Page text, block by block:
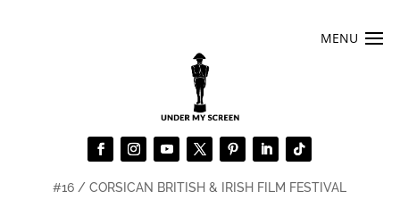
#16 / CORSICAN BRITISH & IRISH FILM FESTIVAL